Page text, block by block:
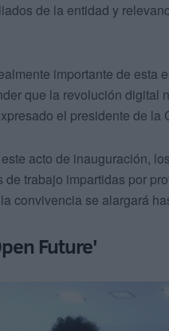
de la entidad y
importante de
que la revolución digital
el presidente de la
acto de inauguración,
de trabajo impartidas por
convivencia se alargará
Future'